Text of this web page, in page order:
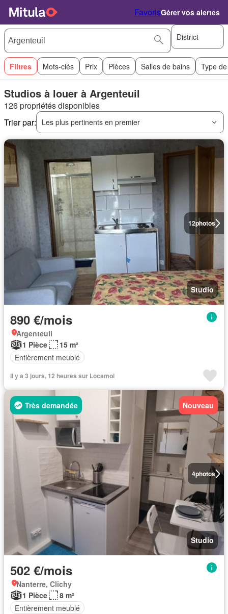
FavorisGérer vos alertes
District
Filtres Mots-clés Prix Pièces Salles de bains Type
Studios à louer à Argenteuil
126 propriétés disponibles
Trier par:
Les plus pertinents en premier
12photos
Studio
890 €/mois
Argenteuil
1 Pièce
15 m²
Entièrement meublé
Il y a 3 jours, 12 heures sur Locamoi
4photos
Très demandée Nouveau
Studio
502 €/mois
Nanterre, Clichy
1 Pièce
8 m²
Entièrement meublé